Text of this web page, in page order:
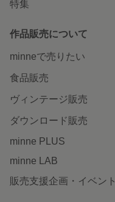
特集
作品販売について
minneで売りたい
食品販売
ヴィンテージ販売
ダウンロード販売
minne PLUS
minne LAB
販売支援企画・イベント